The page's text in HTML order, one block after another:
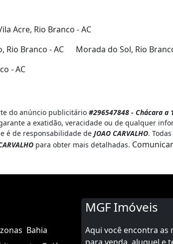
Acre, Rio Branco - AC
Rio Branco - AC
Morada do Sol, Rio
- AC
do anúncio publicitário #296547848 - Chácara a
a exatidão, veracidade ou de qualquer
é de responsabilidade de JOAO CARVALHO.
para obter mais detalhadas.
Bahia
MGF Imóveis
Aqui você encontra